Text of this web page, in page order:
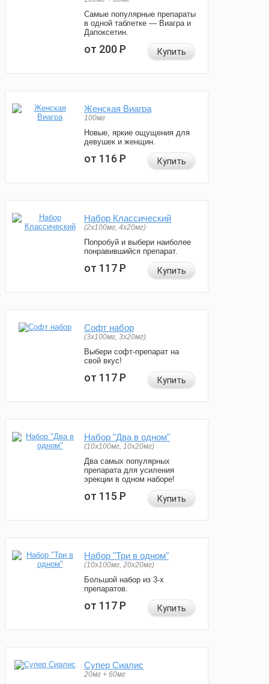
Самые популярные препараты
в одной таблетке — Виагра и
Дапоксетин.
от 200Р Купить
Женская Виагра
100мг
Новые, яркие ощущения для
девушек и женщин.
от 116Р Купить
Набор Классический
(2x100мг, 4x20мг)
Попробуй и выбери наиболее
понравившийся препарат.
от 117Р Купить
Софт набор
(3x100мг, 3x20мг)
Выбери софт-препарат на
свой вкус!
от 117Р Купить
Набор "Два в одном"
(10x100мг, 10x20мг)
Два самых популярных
препарата для усиления
эрекции в одном наборе!
от 115Р Купить
Набор "Три в одном"
(10x100мг, 20x20мг)
Большой набор из 3-х
препаратов.
от 117Р Купить
Супер Сиалис
20мг + 60мг